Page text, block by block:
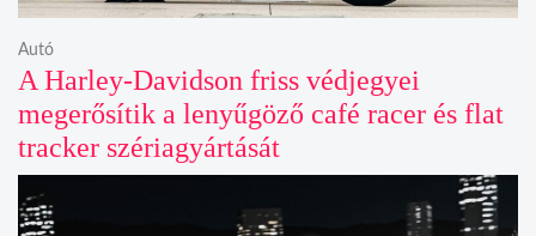
A Harley-Davidson friss védjegyei
megerősítik a lenyűgöző café racer és flat
tracker szériagyártását
Autó